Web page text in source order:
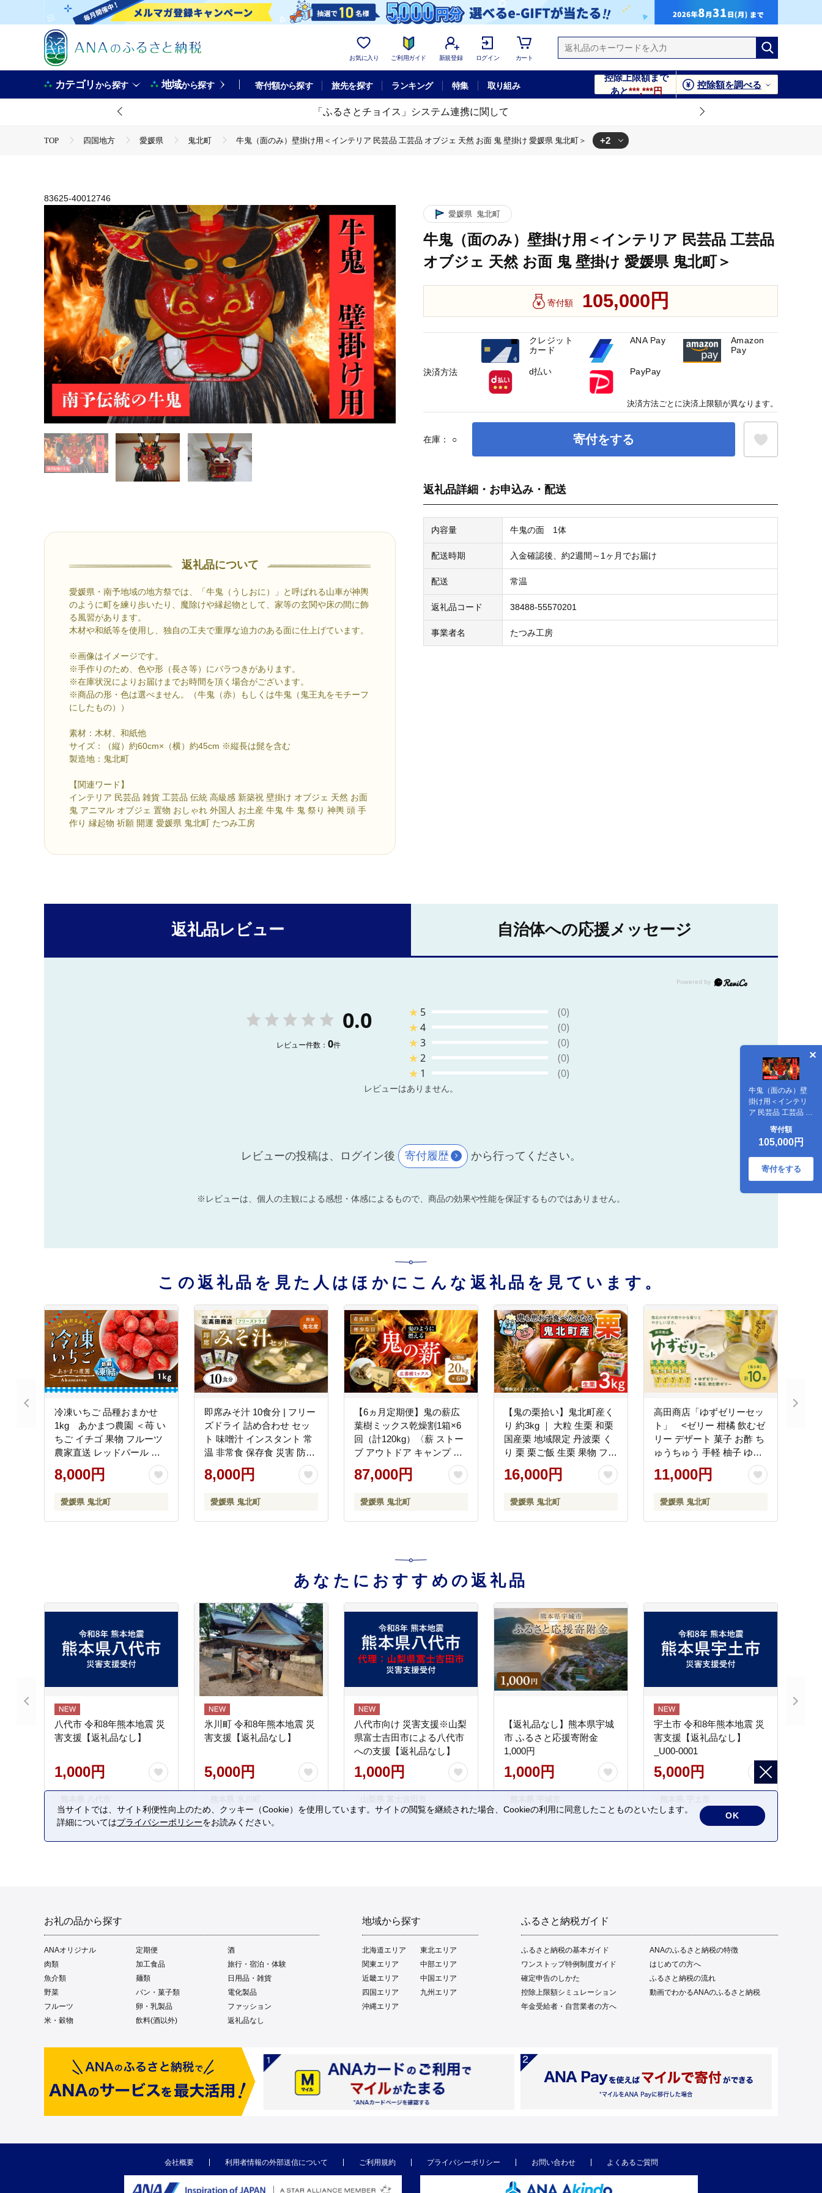
お気に入り ご利用ガイド 新規登録 ログイン カート
カテゴリから探す 地域から探す 寄付額から探す 旅先を探す ランキング 特集 取り組み
控除上限額まで
あと***,***円
控除額を調べる
「ふるさとチョイス」システム連携に関して
TOP 四国地方 愛媛県 鬼北町 牛鬼（面のみ）壁掛け用＜インテリア 民芸品 工芸品 オブジェ 天然 お面 鬼 壁掛け 愛媛県 鬼北町＞ +2
83625-40012746
返礼品について
愛媛県・南予地域の地方祭では、「牛鬼（うしおに）」と呼ばれる山車が神輿
のように町を練り歩いたり、魔除けや縁起物として、家等の玄関や床の間に飾
る風習があります。
木材や和紙等を使用し、独自の工夫で重厚な迫力のある面に仕上げています。
※画像はイメージです。
※手作りのため、色や形（長さ等）にバラつきがあります。
※在庫状況によりお届けまでお時間を頂く場合がございます。
※商品の形・色は選べません。（牛鬼（赤）もしくは牛鬼（鬼王丸をモチーフ
にしたもの））
素材：木材、和紙他
サイズ：（縦）約60cm×（横）約45cm ※縦長は髭を含む
製造地：鬼北町
【関連ワード】
インテリア 民芸品 雑貨 工芸品 伝統 高級感 新築祝 壁掛け オブジェ 天然 お面
鬼 アニマル オブジェ 置物 おしゃれ 外国人 お土産 牛鬼 牛 鬼 祭り 神輿 頭 手
作り 縁起物 祈願 開運 愛媛県 鬼北町 たつみ工房
愛媛県 鬼北町
牛鬼（面のみ）壁掛け用＜インテリア 民芸品 工芸品
オブジェ 天然 お面 鬼 壁掛け 愛媛県 鬼北町＞
寄付額 105,000円
在庫： ○ 寄付をする
牛鬼（面のみ）壁
掛け用＜インテリ
ア 民芸品 工芸品 オ
壁掛け 愛媛県 鬼北
町＞
寄付額
105,000円
寄付をする
返礼品詳細・お申込み・配送
内容量 牛鬼の面 1体
配送時期 入金確認後、約2週間～1ヶ月でお届け
配送 常温
返礼品コード 38488-55570201
事業者名 たつみ工房
決済方法
クレジット
カード
ANA Pay
Amazon
Pay
d払い PayPay
決済方法ごとに決済上限額が異なります。
返礼品レビュー 自治体への応援メッセージ
0.0
レビュー件数： 0件
★ 5
(0)
★4
(0)
★3
(0)
★2
(0)
★ 1 (0)
レビューはありません。
レビューの投稿は、ログイン後 寄付履歴 から行ってください。
※レビューは、個人の主観による感想・体感によるもので、商品の効果や性能を保証するものではありません。
この返礼品を見た人はほかにこんな返礼品を見ています。
冷凍いちご 品種おまかせ
1kg あかまつ農園 ＜苺 い
ちご イチゴ 果物 フルーツ
農家直送 レッドパール 紅
い雫 紅ほっぺ 冷凍 スムー
ジー ジャム お菓子づくり
8,000円
愛媛県 鬼北町
即席みそ汁 10食分 | フリー
ズドライ 詰め合わせ セッ
ト 味噌汁 インスタント 常
温 非常食 保存食 災害 防災
備蓄 1人暮らし 家庭用 老舗
愛媛県 鬼北町 高田商店
8,000円
愛媛県 鬼北町
【6ヵ月定期便】鬼の薪広
葉樹ミックス乾燥割1箱×6
回（計120kg）〈薪 ストー
ブ アウトドア キャンプ ピ
ザ ボイラー 自然 火 炎 燃料
焚火 暖炉 窯焼き 四国薪販
ー 愛媛県 鬼北町〉※離島
への配送不可
87,000円
愛媛県 鬼北町
【鬼の栗拾い】鬼北町産く
り 約3kg ｜ 大粒 生栗 和栗
国産栗 地域限定 丹波栗 く
り 栗 栗ご飯 生栗 果物 フル
ーツ 先行予約 数量限定 JA
えひめ南農業協同組合
16,000円
愛媛県 鬼北町
高田商店「ゆずゼリーセッ
ト」 <ゼリー 柑橘 飲むゼ
リー デザート 菓子 お酢 ち
ゅうちゅう 手軽 柚子 ゆず
の里 高田商店 老舗 ギフト
愛媛県 鬼北町>
11,000円
愛媛県 鬼北町
あなたにおすすめの返礼品
八代市 令和8年熊本地震 災
害支援【返礼品なし】
1,000円
氷川町 令和8年熊本地震 災
害支援【返礼品なし】
5,000円
八代市向け 災害支援※山梨
県富士吉田市による八代市
への支援【返礼品なし】
1,000円
【返礼品なし】熊本県宇城
市 ふるさと応援寄附金
1,000円
1,000円
宇土市 令和8年熊本地震 災
害支援【返礼品なし】
_U00-0001
5,000円
お礼の品から探す
ANAオリジナル 定期便
酒
肉類
加工食品
旅行・宿泊・体験
魚介類
麺類
日用品・雑貨
野菜
パン・菓子類
電化製品
フルーツ
卵・乳製品
ファッション
米・穀物
飲料(酒以外) 返礼品なし
地域から探す
北海道エリア
東北エリア
関東エリア
中部エリア
近畿エリア
中国エリア
四国エリア
九州エリア
沖縄エリア
ふるさと納税ガイド
ふるさと納税の基本ガイド
ANAのふるさと納税の特徴
ワンストップ特例制度ガイド
はじめての方へ
確定申告のしかた
ふるさと納税の流れ
控除上限額シミュレーション
動画でわかるANAのふるさと納税
年金受給者・自営業者の方へ
会社概要 利用者情報の外部送信について ご利用規約 プライバシーポリシー お問い合わせ よくあるご質問
当サイトでは、サイト利便性向上のため、クッキー（Cookie）を使用しています。サイトの閲覧を継続された場合、Cookieの利用に同意したことものといたします。
詳細についてはプライバシーポリシーをお読みください。
OK